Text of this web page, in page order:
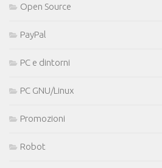
Open Source
PayPal
PC e dintorni
PC GNU/Linux
Promozioni
Robot